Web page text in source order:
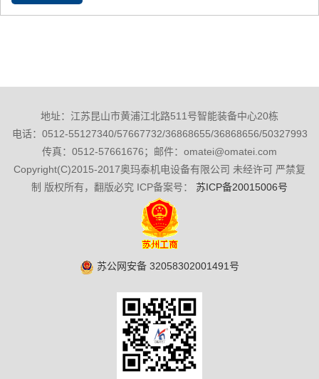
地址：江苏昆山市黄浦江北路511号智能装备中心20栋
电话：0512-55127340/57667732/36868655/36868656/50327993
传真：0512-57661676；邮件：omatei@omatei.com
Copyright(C)2015-2017奥玛泰机电设备有限公司 未经许可 严禁复
制 版权所有，翻版必究 ICP备案号：
苏ICP备20015006号
苏公网安备 32058302001491号